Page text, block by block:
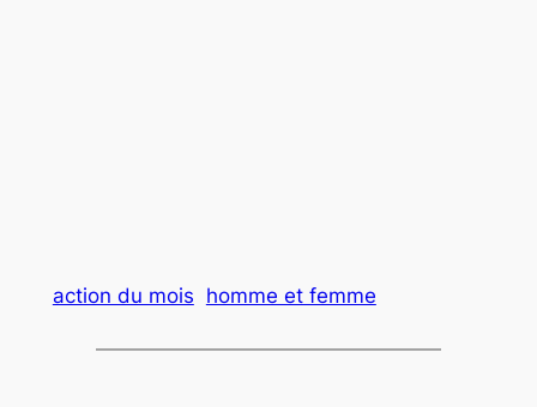
action du mois homme et femme